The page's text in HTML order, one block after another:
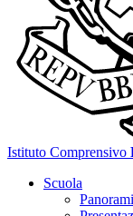
Istituto Comprensivo
Scuola